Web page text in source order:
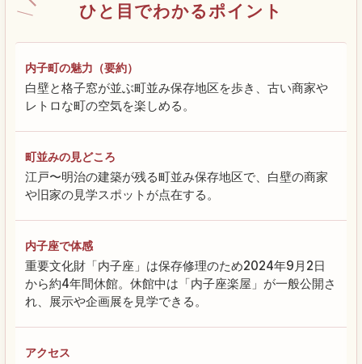
ひと目でわかるポイント
内子町の魅力（要約）
白壁と格子窓が並ぶ町並み保存地区を歩き、古い商家や
レトロな町の空気を楽しめる。
町並みの見どころ
江戸〜明治の建築が残る町並み保存地区で、白壁の商家
や旧家の見学スポットが点在する。
内子座で体感
重要文化財「内子座」は保存修理のため2024年9月2日
から約4年間休館。休館中は「内子座楽屋」が一般公開さ
れ、展示や企画展を見学できる。
アクセス